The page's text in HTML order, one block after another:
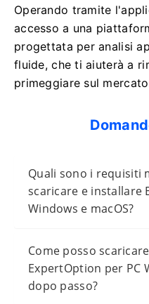
Operando tramite
accesso a una
progettata per analisi
fluide, che ti aiuterà a
primeggiare sul
Quali sono i requisiti
scaricare e installare
Windows e macOS?
Come posso
ExpertOption per PC
dopo passo?